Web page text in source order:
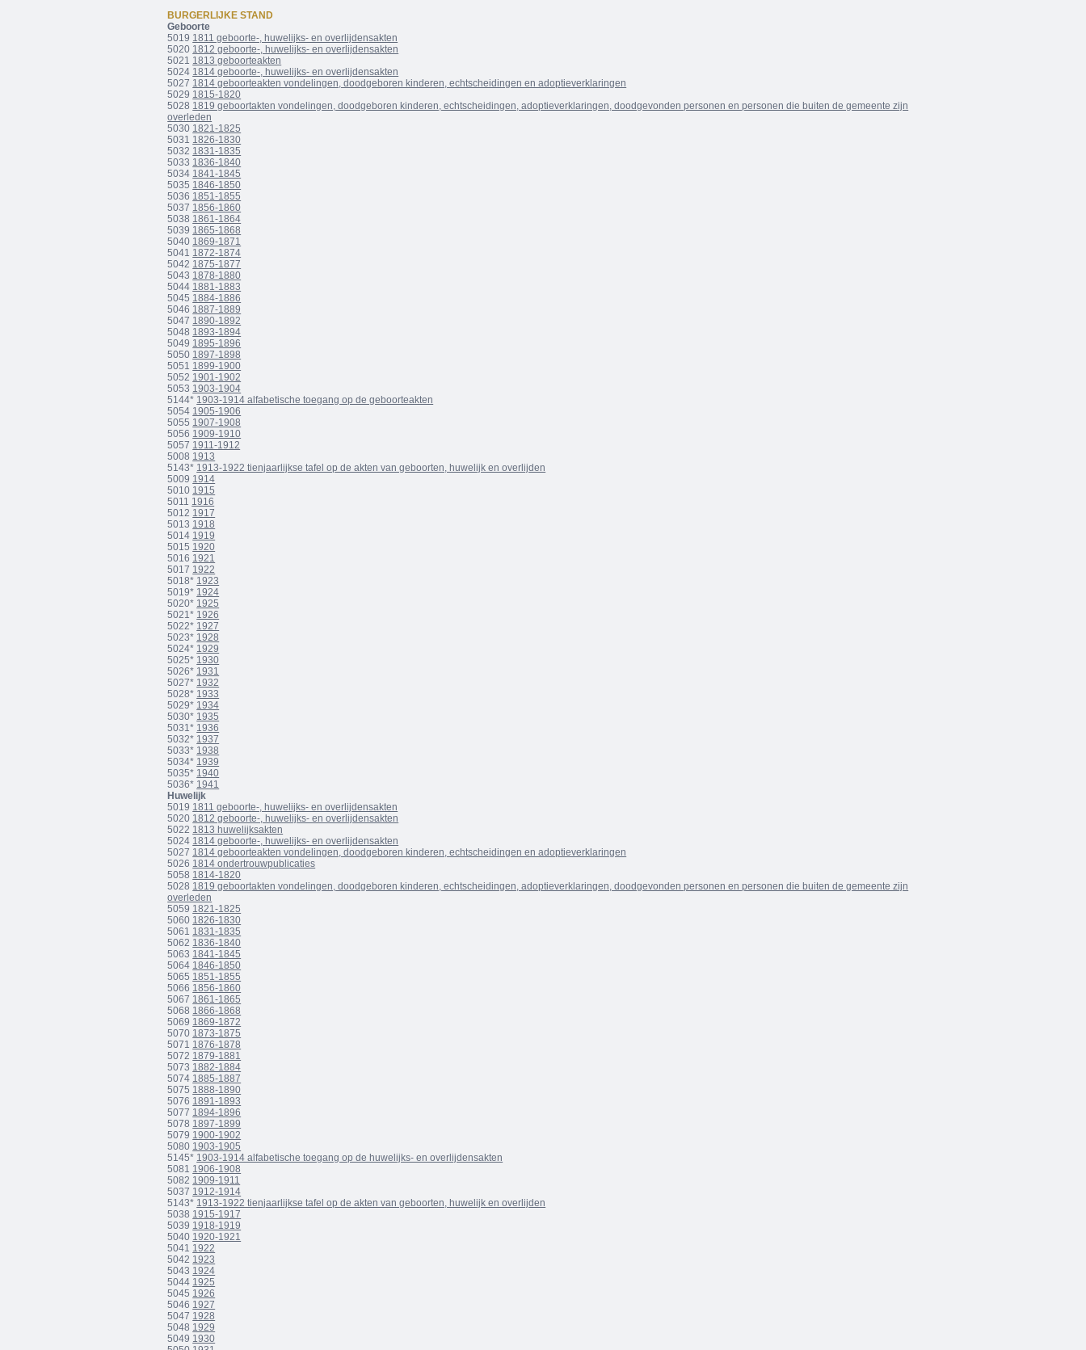
BURGERLIJKE STAND
Geboorte
5019 1811 geboorte-, huwelijks- en overlijdensakten
5020 1812 geboorte-, huwelijks- en overlijdensakten
5021 1813 geboorteakten
5024 1814 geboorte-, huwelijks- en overlijdensakten
5027 1814 geboorteakten vondelingen, doodgeboren kinderen, echtscheidingen en adoptieverklaringen
5029 1815-1820
5028 1819 geboortakten vondelingen, doodgeboren kinderen, echtscheidingen, adoptieverklaringen, doodgevonden personen en personen die buiten de gemeente zijn
overleden
5030 1821-1825
5031 1826-1830
5032 1831-1835
5033 1836-1840
5034 1841-1845
5035 1846-1850
5036 1851-1855
5037 1856-1860
5038 1861-1864
5039 1865-1868
5040 1869-1871
5041 1872-1874
5042 1875-1877
5043 1878-1880
5044 1881-1883
5045 1884-1886
5046 1887-1889
5047 1890-1892
5048 1893-1894
5049 1895-1896
5050 1897-1898
5051 1899-1900
5052 1901-1902
5053 1903-1904
5144* 1903-1914 alfabetische toegang op de geboorteakten
5054 1905-1906
5055 1907-1908
5056 1909-1910
5057 1911-1912
5008 1913
5143* 1913-1922 tienjaarlijkse tafel op de akten van geboorten, huwelijk en overlijden
5009 1914
5010 1915
5011 1916
5012 1917
5013 1918
5014 1919
5015 1920
5016 1921
5017 1922
5018* 1923
5019* 1924
5020* 1925
5021* 1926
5022* 1927
5023* 1928
5024* 1929
5025* 1930
5026* 1931
5027* 1932
5028* 1933
5029* 1934
5030* 1935
5031* 1936
5032* 1937
5033* 1938
5034* 1939
5035* 1940
5036* 1941
Huwelijk
5019 1811 geboorte-, huwelijks- en overlijdensakten
5020 1812 geboorte-, huwelijks- en overlijdensakten
5022 1813 huwelijksakten
5024 1814 geboorte-, huwelijks- en overlijdensakten
5027 1814 geboorteakten vondelingen, doodgeboren kinderen, echtscheidingen en adoptieverklaringen
5026 1814 ondertrouwpublicaties
5058 1814-1820
5028 1819 geboortakten vondelingen, doodgeboren kinderen, echtscheidingen, adoptieverklaringen, doodgevonden personen en personen die buiten de gemeente zijn
overleden
5059 1821-1825
5060 1826-1830
5061 1831-1835
5062 1836-1840
5063 1841-1845
5064 1846-1850
5065 1851-1855
5066 1856-1860
5067 1861-1865
5068 1866-1868
5069 1869-1872
5070 1873-1875
5071 1876-1878
5072 1879-1881
5073 1882-1884
5074 1885-1887
5075 1888-1890
5076 1891-1893
5077 1894-1896
5078 1897-1899
5079 1900-1902
5080 1903-1905
5145* 1903-1914 alfabetische toegang op de huwelijks- en overlijdensakten
5081 1906-1908
5082 1909-1911
5037 1912-1914
5143* 1913-1922 tienjaarlijkse tafel op de akten van geboorten, huwelijk en overlijden
5038 1915-1917
5039 1918-1919
5040 1920-1921
5041 1922
5042 1923
5043 1924
5044 1925
5045 1926
5046 1927
5047 1928
5048 1929
5049 1930